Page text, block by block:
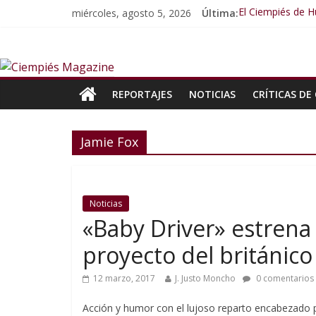
miércoles, agosto 5, 2026 Última:El Ciempiés de
El Ciempiés de
REPORTAJES
NOTICIAS CRÍTICAS DE
Jamie Fox
Noticias
«Baby Driver»
proyecto del
12 marzo, 2017 J. Justo Moncho 0 comentarios
Acción y humor con el lujoso reparto encabezado